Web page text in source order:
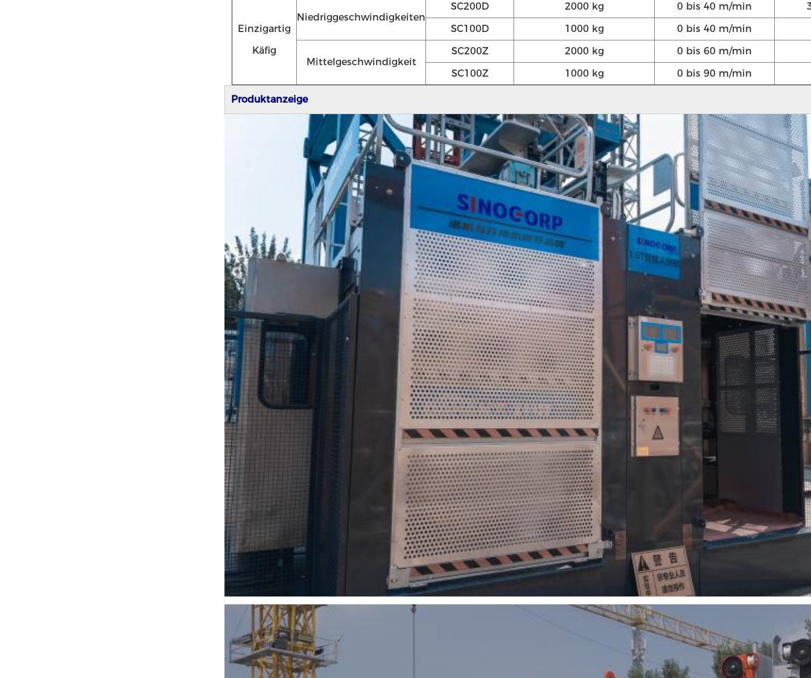
Einzigartig
Käfig
Niedriggeschwindigkeiten
SC200D 2000 kg 0 bis 40 m/min
SC100D
1000 kg 0 bis 40 m/min
Mittelgeschwindigkeit
SC200Z 2000 kg
0 bis 60 m/min
SC100Z
1000 kg 0 bis 90 m/min
Produktanzeige